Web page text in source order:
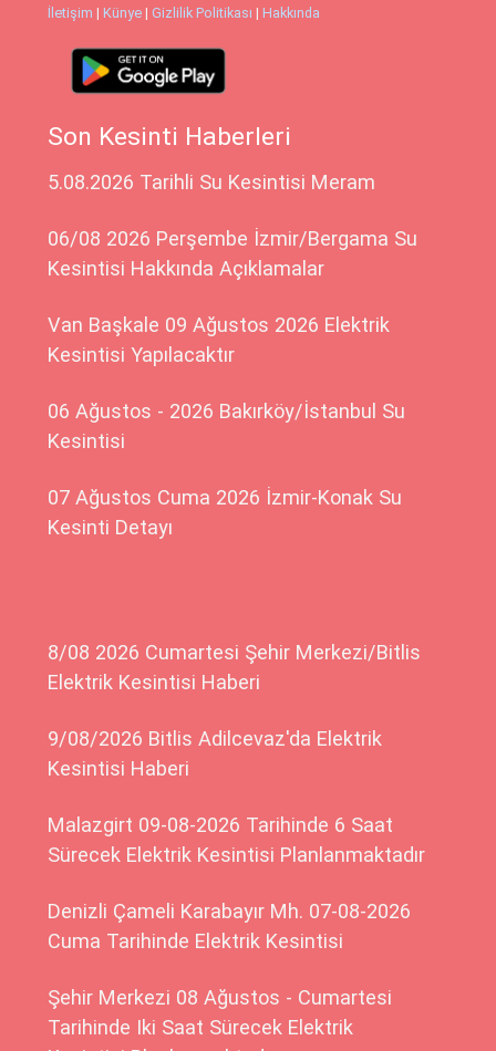
İletişim | Künye | Gizlilik Politikası | Hakkında
Son Kesinti Haberleri
5.08.2026 Tarihli Su Kesintisi Meram
06/08 2026 Perşembe İzmir/Bergama Su
Kesintisi Hakkında Açıklamalar
Van Başkale 09 Ağustos 2026 Elektrik
Kesintisi Yapılacaktır
06 Ağustos - 2026 Bakırköy/İstanbul Su
Kesintisi
07 Ağustos Cuma 2026 İzmir-Konak Su
Kesinti Detayı
8/08 2026 Cumartesi Şehir Merkezi/Bitlis
Elektrik Kesintisi Haberi
9/08/2026 Bitlis Adilcevaz'da Elektrik
Kesintisi Haberi
Malazgirt 09-08-2026 Tarihinde 6 Saat
Sürecek Elektrik Kesintisi Planlanmaktadır
Denizli Çameli Karabayır Mh. 07-08-2026
Cuma Tarihinde Elektrik Kesintisi
Şehir Merkezi 08 Ağustos - Cumartesi
Tarihinde Iki Saat Sürecek Elektrik